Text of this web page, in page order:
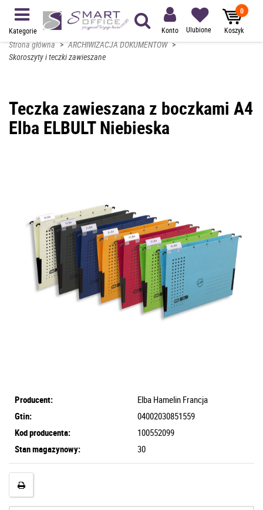
Kategorie Konto Ulubione
0
Koszyk
Strona główna > ARCHIWIZACJA DOKUMENTÓW >
Skoroszyty i teczki zawieszane
Teczka zawieszana z boczkami A4
Elba ELBULT Niebieska
Producent:
Elba Hamelin Francja
Gtin:
04002030851559
Kod producenta:
100552099
Stan magazynowy:
30